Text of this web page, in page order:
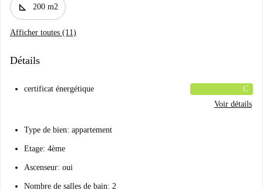
square_foot 200 m2
Afficher toutes (11)
Détails
certificat énergétique
C
Voir détails
Type de bien: appartement
Etage: 4ème
Ascenseur: oui
Nombre de salles de bain: 2